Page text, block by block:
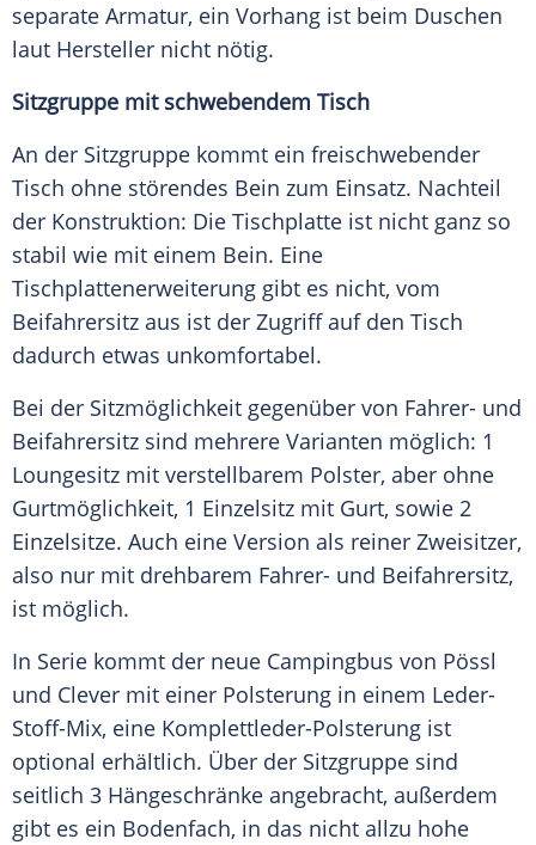
separate Armatur, ein Vorhang ist beim Duschen
laut Hersteller nicht nötig.
Sitzgruppe mit schwebendem Tisch
An der Sitzgruppe kommt ein freischwebender
Tisch ohne störendes Bein zum Einsatz. Nachteil
der Konstruktion: Die Tischplatte ist nicht ganz so
stabil wie mit einem Bein. Eine
Tischplattenerweiterung gibt es nicht, vom
Beifahrersitz aus ist der Zugriff auf den Tisch
dadurch etwas unkomfortabel.
Bei der Sitzmöglichkeit gegenüber von Fahrer- und
Beifahrersitz sind mehrere Varianten möglich: 1
Loungesitz mit verstellbarem Polster, aber ohne
Gurtmöglichkeit, 1 Einzelsitz mit Gurt, sowie 2
Einzelsitze. Auch eine Version als reiner Zweisitzer,
also nur mit drehbarem Fahrer- und Beifahrersitz,
ist möglich.
In Serie kommt der neue Campingbus von Pössl
und Clever mit einer Polsterung in einem Leder-
Stoff-Mix, eine Komplettleder-Polsterung ist
optional erhältlich. Über der Sitzgruppe sind
seitlich 3 Hängeschränke angebracht, außerdem
gibt es ein Bodenfach, in das nicht allzu hohe